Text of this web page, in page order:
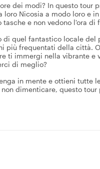
dei modi? In questo tour
Nicosia a modo loro e
e non vedono l'ora di
quel fantastico locale del
più frequentati della città.
ti immergi nella vibrante e
di meglio?
in mente e ottieni tutte
dimenticare, questo